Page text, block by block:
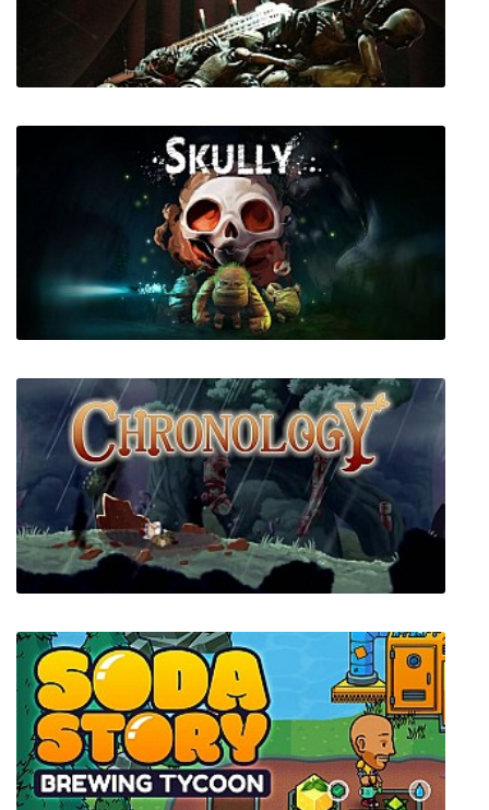
UNDER NIGHT IN-BIRTH Exe:Late[cl-r]
Layers of Fear 2
Skully
Chronology